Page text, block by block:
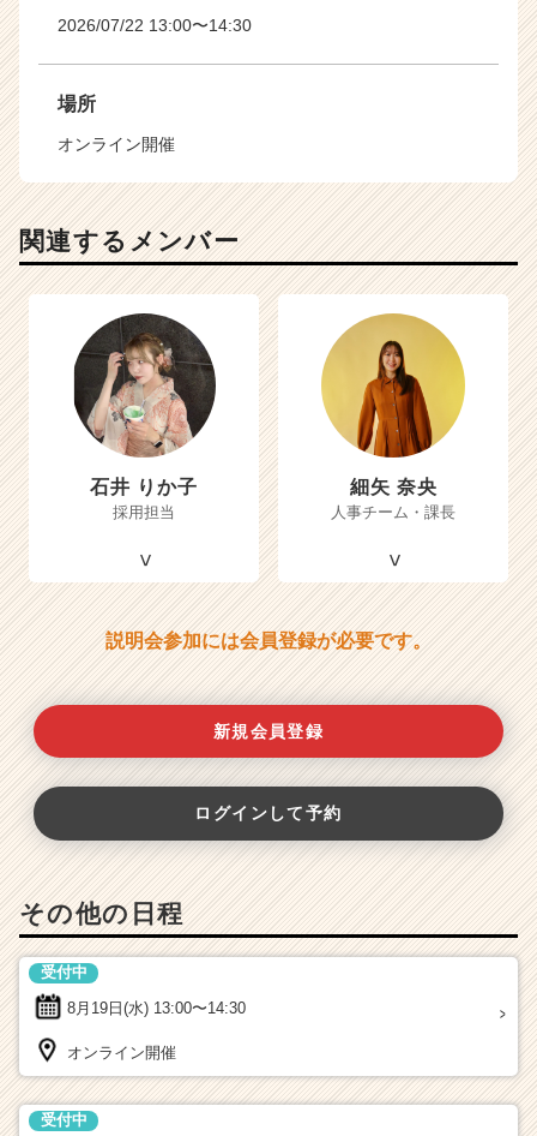
2026/07/22 13:00〜14:30
場所
オンライン開催
関連するメンバー
石井 りか子
採用担当
細矢 奈央
人事チーム・課長
説明会参加には会員登録が必要です。
新規会員登録
ログインして予約
その他の日程
8月19日(水) 13:00〜14:30
受付中
オンライン開催
受付中